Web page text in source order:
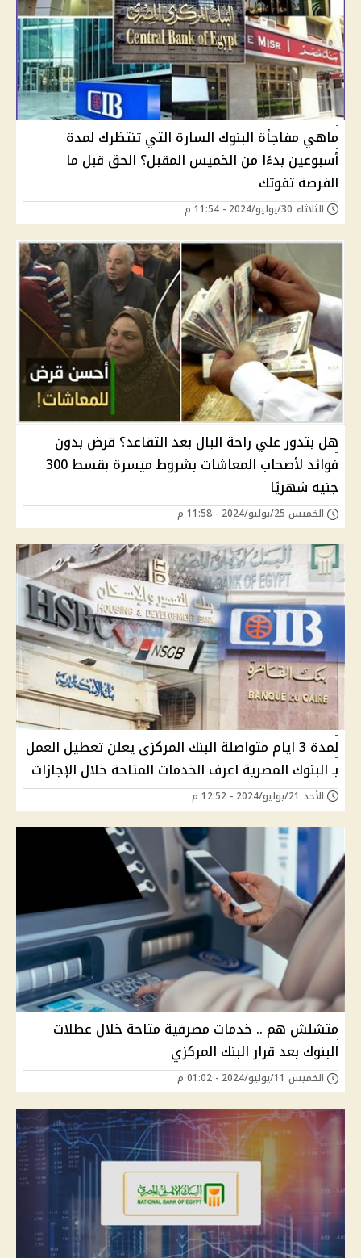
ماهي مفاجأة البنوك السارة التي تنتظرك لمدة
أسبوعين بدءًا من الخميس المقبل؟ الحق قبل ما
الفرصة تفوتك
الثلاثاء 30/يوليو/2024 - 11:54 م
هل بتدور علي راحة البال بعد التقاعد؟ قرض بدون
فوائد لأصحاب المعاشات بشروط ميسرة بقسط 300
جنيه شهريًا
الخميس 25/يوليو/2024 - 11:58 م
لمدة 3 ايام متواصلة البنك المركزي يعلن تعطيل العمل
بـ البنوك المصرية اعرف الخدمات المتاحة خلال الإجازات
الأحد 21/يوليو/2024 - 12:52 م
متشلش هم .. خدمات مصرفية متاحة خلال عطلات
البنوك بعد قرار البنك المركزي
الخميس 11/يوليو/2024 - 01:02 م